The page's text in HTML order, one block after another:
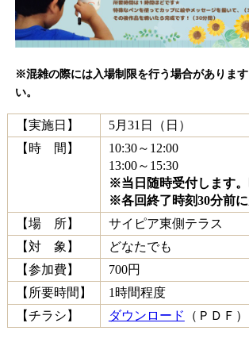
※混雑の際には入場制限を行う場合がありま
い。
【実施日】
5月31日（日）
【時 間】
10:30～12:00
13:00～15:30
※当日随時受付します
※各回終了時刻30分前
【場 所】
サイピア東側テラス
【対 象】
どなたでも
【参加費】
700円
【所要時間】
1時間程度
【チラシ】
ダウンロード （ＰＤＦ）